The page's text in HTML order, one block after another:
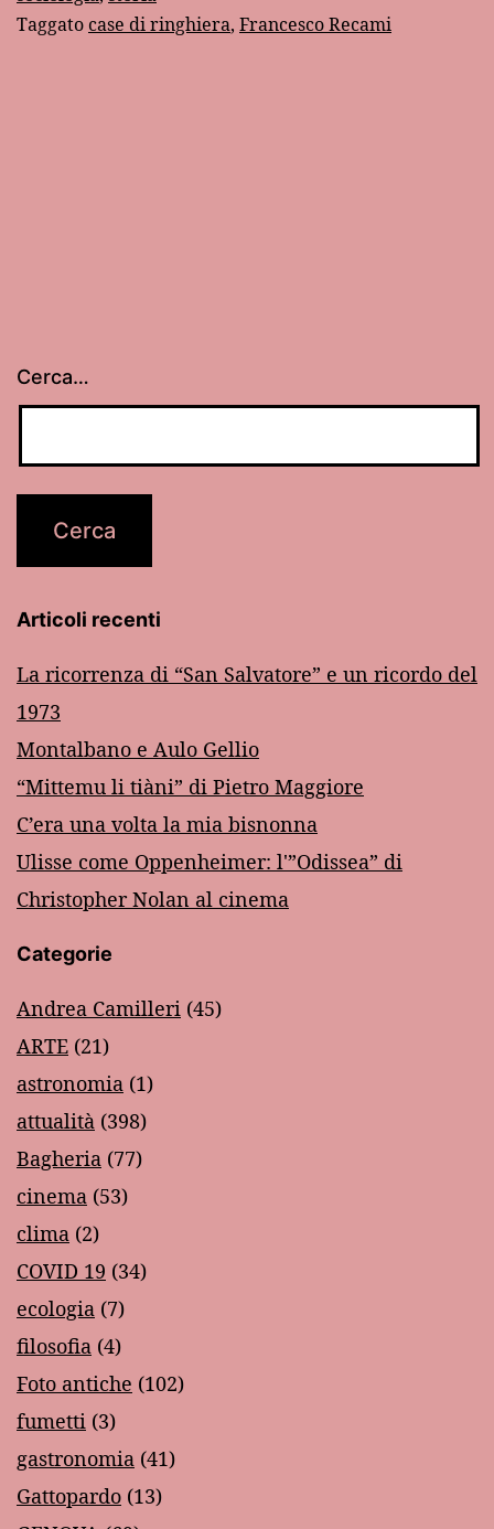
Milano
Taggatocase di ringhiera, Francesco Recami
Cerca…
Articoli recenti
La ricorrenza di “San Salvatore” e un ricordo del
1973
Montalbano e Aulo Gellio
“Mittemu li tiàni” di Pietro Maggiore
C’era una volta la mia bisnonna
Ulisse come Oppenheimer: l'”Odissea” di
Christopher Nolan al cinema
Categorie
Andrea Camilleri (45)
ARTE (21)
astronomia (1)
attualità (398)
Bagheria (77)
cinema (53)
clima (2)
COVID 19 (34)
ecologia (7)
filosofia (4)
Foto antiche (102)
fumetti (3)
gastronomia (41)
Gattopardo (13)